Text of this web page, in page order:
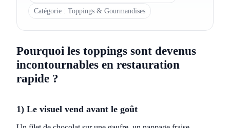
Catégorie : Toppings & Gourmandises
Pourquoi les toppings sont devenus
incontournables en restauration
rapide ?
1) Le visuel vend avant le goût